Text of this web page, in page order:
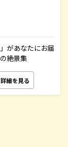
があなたにお届
絶景集
詳細を見る